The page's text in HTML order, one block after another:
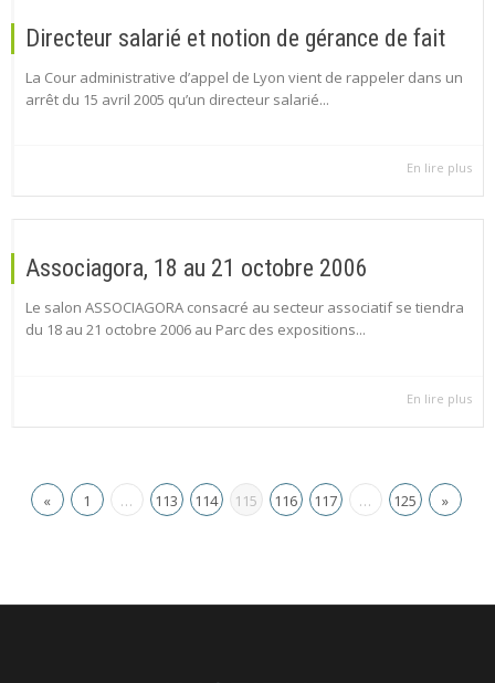
Directeur salarié et notion de gérance de fait
La Cour administrative d’appel de Lyon vient de rappeler dans un
arrêt du 15 avril 2005 qu’un directeur salarié...
En lire plus
Associagora, 18 au 21 octobre 2006
Le salon ASSOCIAGORA consacré au secteur associatif se tiendra
du 18 au 21 octobre 2006 au Parc des expositions...
En lire plus
« 1 … 113 114 115 116 117 … 125 »